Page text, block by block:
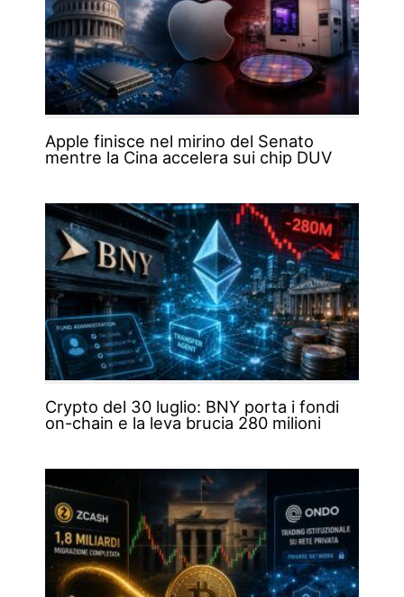
Apple finisce nel mirino del Senato
mentre la Cina accelera sui chip DUV
Crypto del 30 luglio: BNY porta i fondi
on-chain e la leva brucia 280 milioni